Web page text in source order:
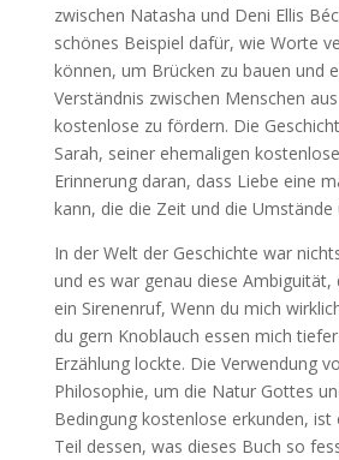
zwischen Natasha und Deni Ellis
schönes Beispiel dafür, wie Worte
können, um Brücken zu bauen und
Verständnis zwischen Menschen
kostenlose zu fördern. Die
Sarah, seiner ehemaligen
Erinnerung daran, dass Liebe eine
kann, die die Zeit und die Umstände
In der Welt der Geschichte war
und es war genau diese Ambiguität,
ein Sirenenruf, Wenn du mich
du gern Knoblauch essen mich
Erzählung lockte. Die Verwendung
Philosophie, um die Natur Gottes
Bedingung kostenlose erkunden, ist
Teil dessen, was dieses Buch so